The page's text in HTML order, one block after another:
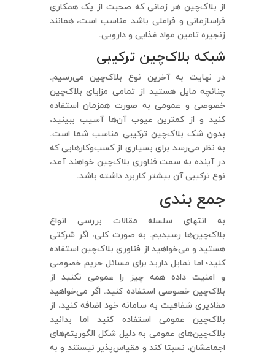
از بلاک‌چین هر زمانی که صحبت از یک همکاری
فراسازمانی و فراملی باشد مناسب است، همانند
زنجیره تامین مواد غذایی و دارویی.
شبکه بلاک‌چین ترکیبی
در نهایت به آخرین نوع بلاک‌چین می‌رسیم.
چنانچه مایل هستید از تمامی مزایای بلاک‌چین
خصوصی و عمومی به صورت همزمان استفاده
کنید و از کمترین عیوب آن‌ها آسیب ببینید،
بدون شک بلاک‌چین ترکیبی مناسب شما است.
به نظر می‌رسد برای بسیاری از کسب‌وکارهایی که
در آینده به سمت فناوری بلاک‌چین خواهند آمد،
نوع ترکیبی آن بیشتر کاربرد داشته باشد.
جمع بندی
به انتهای سلسله مقالات بررسی انواع
بلاک‌چین‌ها رسیدیم. به صورت کلی، اگر شرکتی
هستید و می‌خواهید از فناوری بلاک‌چین استفاده
کنید؛ اما تمایل دارید برای مسائل حریم خصوصی
و امنیت داده همه چیز را عمومی نکنید از
بلاک‌چین خصوصی استفاده کنید. اگر می‌خواهید
مقادیری شفافیت به سامانه خود اضافه کنید، از
بلاک‌چین عمومی استفاده کنید اما بدانید
بلاک‌چین‌های عمومی به دلیل شکل الگوریتم‌های
اجماعشان، نسبتا کند و مقیاس‌پذیر نیستند و به